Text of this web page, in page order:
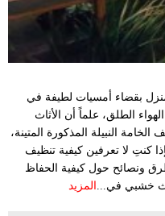
بقضاء أمسيات لطيفة في
الطلق، علماً أن الأثاث
النبيلة المذكورة المتينة،
كنتِ لا تعرفين كيفية تنظيف
ونصائح حول كيفية الحفاظ
خشبي في... المزيد